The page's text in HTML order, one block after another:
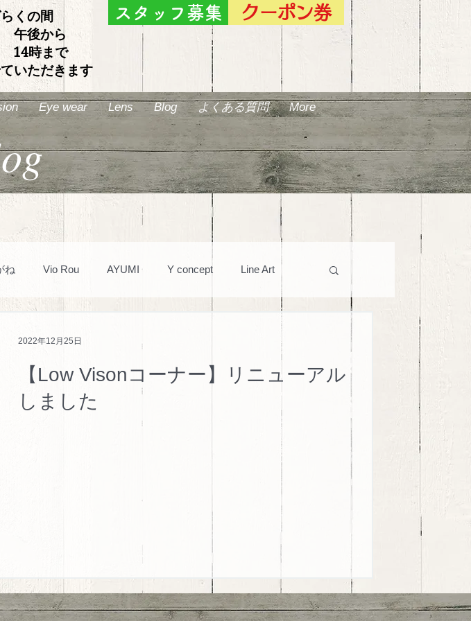
くの間
午後から
14時まで
いただきます
スタッフ募集
Eye wear Lens Blog よくある質問 More
クーポン券
ね Vio Rou AYUMI Y concept Line Art
Face Fonts JILL STUART Paul Frank
【Low Visonコーナー】リニューアル
しました
2022年12月25日